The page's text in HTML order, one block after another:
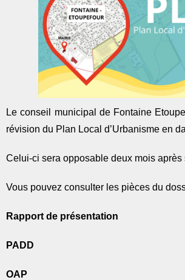
Le conseil municipal de Fontaine
révision du Plan Local d’Urbanisme en
Celui-ci sera opposable deux mois après
Vous pouvez consulter les pièces du
Rapport de présentation
PADD
OAP